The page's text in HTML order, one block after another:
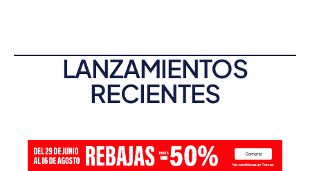
LANZAMIENTOS
RECIENTES